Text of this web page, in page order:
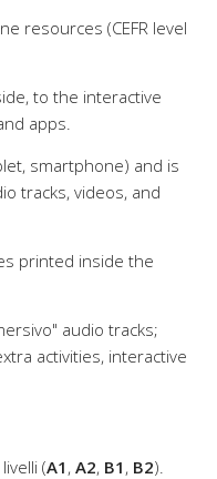
resources (CEFR level
to the interactive
apps.
smartphone) and is
tracks, videos, and
printed inside the
audio tracks;
activities, interactive
(A1 , A2, B1 , B2).